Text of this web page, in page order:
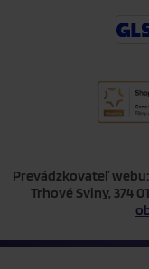
Prevádzkovateľ
Trhové Sviny, 374